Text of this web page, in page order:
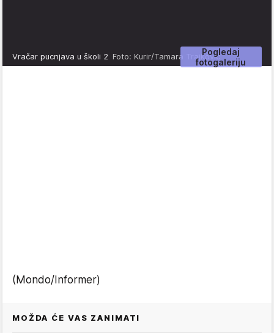
Pogledaj
fotogaleriju
Vračar pucnjava u školi 2 Foto: Kurir/Tamara Trajković
(Mondo/Informer)
MOŽDA ĆE VAS ZANIMATI